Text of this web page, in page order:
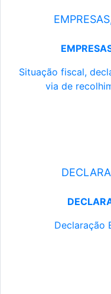
Situação fiscal,
via de
Declaração